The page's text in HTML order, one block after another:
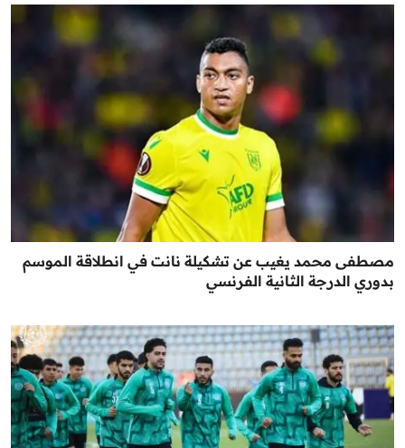
مصطفى محمد يغيب عن تشكيلة نانت في انطلاقة الموسم
بدوري الدرجة الثانية الفرنسي